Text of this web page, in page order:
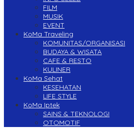
FILM
MUSIK
EVENT
KoMa Traveling
KOMUNITAS/ORGANISASI
BUDAYA & WISATA
CAFE & RESTO
KULINER
KoMa Sehat
KESEHATAN
LIFE STYLE
KoMa Iptek
SAINS & TEKNOLOGI
OTOMOTIF